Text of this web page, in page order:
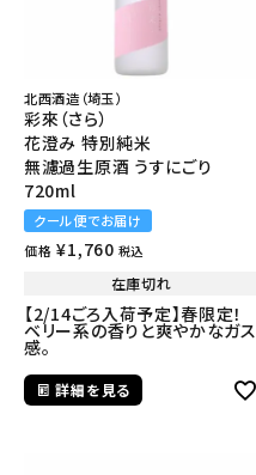
北西酒造（埼玉）
彩來（さら）
花澄み 特別純米
無濾過生原酒 うすにごり
720ml
クール便でお届け
価格 ¥1,760 税込
在庫切れ
【2/14ごろ入荷予定】春限定！
ベリー系の香りと爽やかなガス
感。
詳細を見る